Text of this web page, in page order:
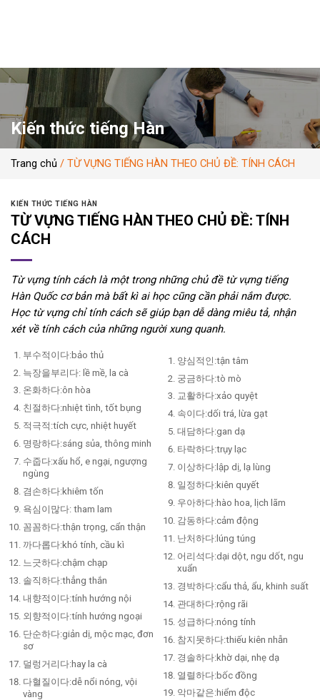
Kiến thức tiếng Hàn
Trang chủ / TỪ VỰNG TIẾNG HÀN THEO CHỦ ĐỀ: TÍNH CÁCH
KIẾN THỨC TIẾNG HÀN
TỪ VỰNG TIẾNG HÀN THEO CHỦ ĐỀ: TÍNH
CÁCH
Từ vựng tính cách là một trong những chủ đề từ vựng tiếng
Hàn Quốc cơ bản mà bất kì ai học cũng cần phải nắm được.
Học từ vựng chỉ tính cách sẽ giúp bạn dễ dàng miêu tả, nhận
xét về tính cách của những người xung quanh.
부수적이다:bảo thủ
늑장을부리다: lề mề, la cà
온화하다:ôn hòa
친절하다:nhiệt tình, tốt bụng
적극적:tích cực, nhiệt huyết
명랑하다:sáng sủa, thông minh
수줍다:xấu hổ, e ngại, ngượng
ngùng
겸손하다:khiêm tốn
욕심이많다: tham lam
꼼꼼하다:thận trọng, cẩn thận
까다롭다:khó tính, cầu kì
느긋하다:chậm chạp
솔직하다:thẳng thắn
내향적이다:tính hướng nội
외향적이다:tính hướng ngoại
단순하다:giản dị, mộc mạc, đơn
sơ
덜렁거리다:hay la cà
다혈질이다:dễ nổi nóng, vội
vàng
양심적인:tận tâm
궁금하다:tò mò
교활하다:xảo quyệt
속이다:dối trá, lừa gạt
대담하다:gan dạ
타락하다:trụy lạc
이상하다:lập dị, lạ lùng
일정하다:kiên quyết
우아하다:hào hoa, lịch lãm
감동하다:cảm động
난처하다:lúng túng
어리석다:dại dột, ngu dốt, ngu
xuẩn
경박하다:cẩu thả, ẩu, khinh suất
관대하다:rộng rãi
성급하다:nóng tính
참지못하다:thiếu kiên nhẫn
경솔하다:khờ dại, nhẹ dạ
열렬하다:bốc đồng
악마같은:hiểm độc